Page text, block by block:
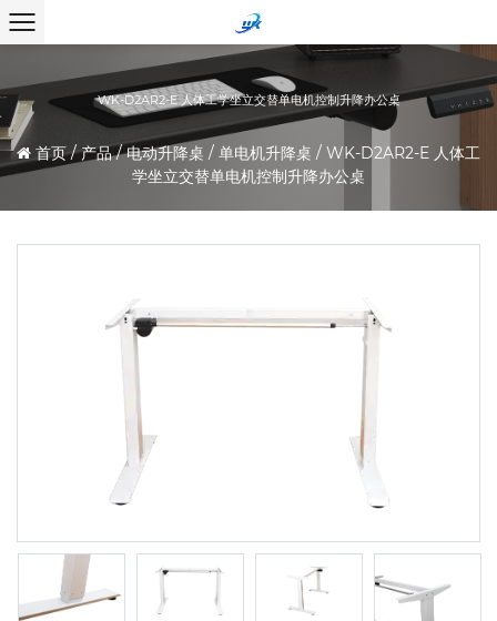
WK-D2AR2-E 人体工学坐立交替单电机控制升降办公桌
首页/产品/电动升降桌 / 单电机升降桌 / WK-D2AR2-E 人体工
学坐立交替单电机控制升降办公桌